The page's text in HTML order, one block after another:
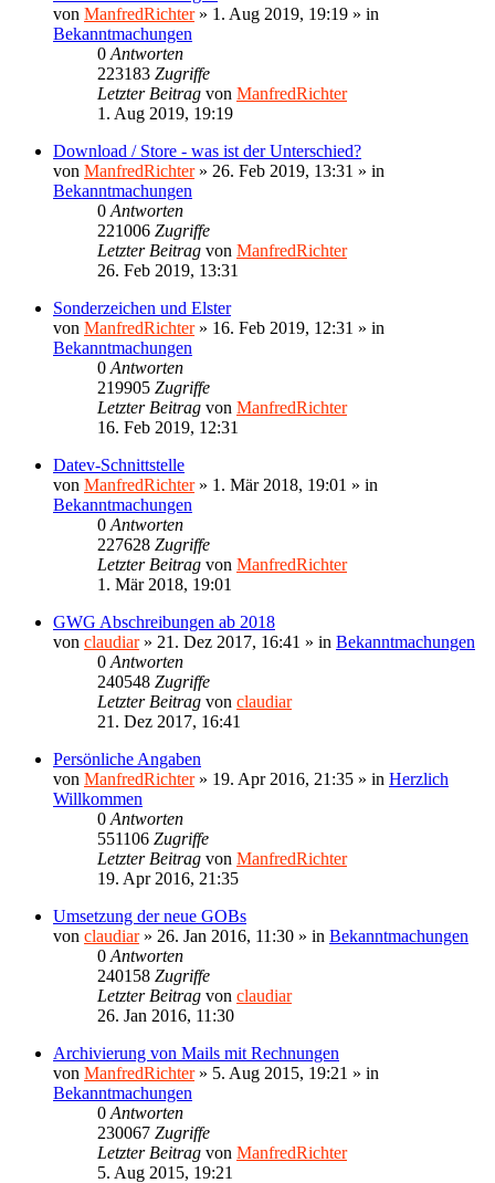
von ManfredRichter» 1. Aug 2019, 19:19 » in
Bekanntmachungen
0 Antworten
223183 Zugriffe
Letzter Beitrag von ManfredRichter
1. Aug 2019, 19:19
Download / Store - was ist der Unterschied?
von ManfredRichter» 26. Feb 2019, 13:31 » in
Bekanntmachungen
0 Antworten
221006 Zugriffe
Letzter Beitrag von ManfredRichter
26. Feb 2019, 13:31
Sonderzeichen und Elster
von ManfredRichter» 16. Feb 2019, 12:31 » in
Bekanntmachungen
0 Antworten
219905 Zugriffe
Letzter Beitrag von ManfredRichter
16. Feb 2019, 12:31
Datev-Schnittstelle
von ManfredRichter» 1. Mär 2018, 19:01 » in
Bekanntmachungen
0 Antworten
227628 Zugriffe
Letzter Beitrag von ManfredRichter
1. Mär 2018, 19:01
GWG Abschreibungen ab 2018
von claudiar» 21. Dez 2017, 16:41 » in Bekanntmachungen
0 Antworten
240548 Zugriffe
Letzter Beitrag von claudiar
21. Dez 2017, 16:41
Persönliche Angaben
von ManfredRichter» 19. Apr 2016, 21:35 » in Herzlich
Willkommen
0 Antworten
551106 Zugriffe
Letzter Beitrag von ManfredRichter
19. Apr 2016, 21:35
Umsetzung der neue GOBs
von claudiar» 26. Jan 2016, 11:30 » in Bekanntmachungen
0 Antworten
240158 Zugriffe
Letzter Beitrag von claudiar
26. Jan 2016, 11:30
Archivierung von Mails mit Rechnungen
von ManfredRichter» 5. Aug 2015, 19:21 » in
Bekanntmachungen
0 Antworten
230067 Zugriffe
Letzter Beitrag von ManfredRichter
5. Aug 2015, 19:21